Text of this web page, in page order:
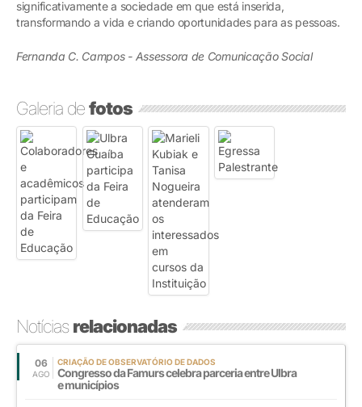
significativamente a sociedade em que está inserida,
transformando a vida e criando oportunidades para as pessoas.
Fernanda C. Campos - Assessora de Comunicação Social
Galeria defotos
Notíciasrelacionadas
06
AGO
CRIAÇÃO DE OBSERVATÓRIO DE DADOS
Congresso da Famurs celebra parceria entre Ulbra
e municípios